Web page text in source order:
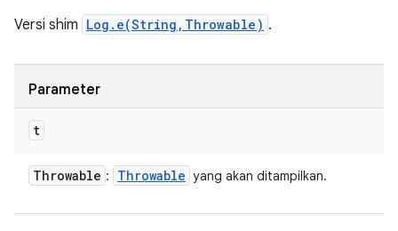
Versi shim Log.e(String,Throwable) .
Parameter
t
Throwable : Throwable yang akan ditampilkan.